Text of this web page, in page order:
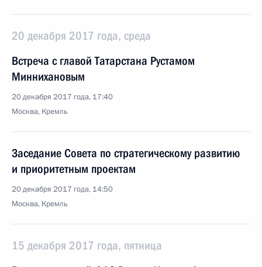
20 декабря 2017 года, среда
Встреча с главой Татарстана Рустамом
Миннихановым
20 декабря 2017 года, 17:40
Москва, Кремль
Заседание Совета по стратегическому развитию
и приоритетным проектам
20 декабря 2017 года, 14:50
Москва, Кремль
15 декабря 2017 года, пятница